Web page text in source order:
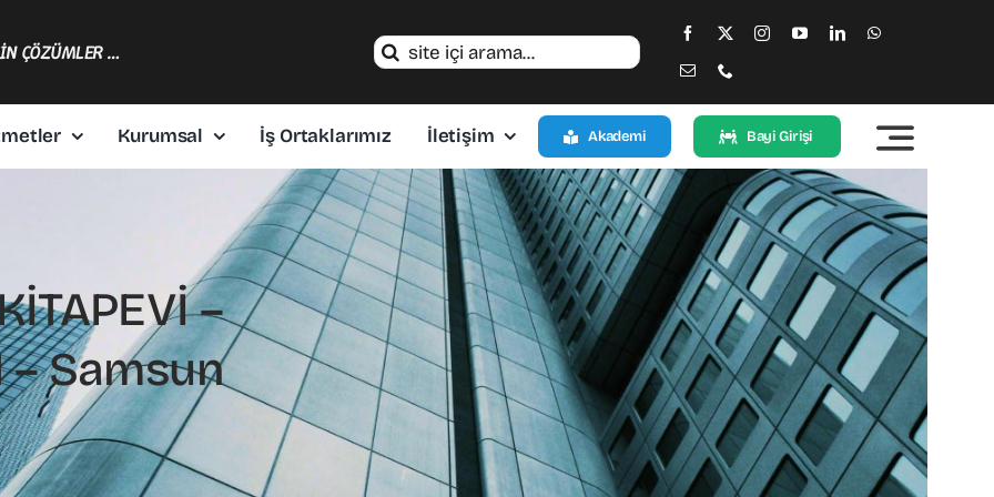
ÇÖZÜMLER …
Search
Kurumsal İş Ortaklarımız İletişim Akademi Bayi Girişi
–
– Samsun